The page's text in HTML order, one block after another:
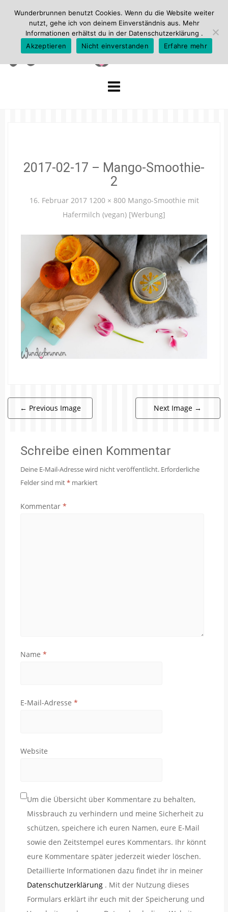
2017-02-17 – Mango-Smoothie-
2
16. Februar 2017 1200 × 800 Mango-Smoothie mit
Hafermilch (vegan) [Werbung]
← Previous Image Next Image →
Schreibe einen Kommentar
Deine E-Mail-Adresse wird nicht veröffentlicht. Erforderliche
Felder sind mit* markiert
Kommentar *
Name *
E-Mail-Adresse *
Website
Um die Übersicht über Kommentare zu behalten,
Missbrauch zu verhindern und meine Sicherheit zu
schützen, speichere ich euren Namen, eure E-Mail
sowie den Zeitstempel eures Kommentars. Ihr könnt
eure Kommentare später jederzeit wieder löschen.
Detaillierte Informationen dazu findet ihr in meiner
Datenschutzerklärung . Mit der Nutzung dieses
Formulars erklärt ihr euch mit der Speicherung und
Wunderbrunnen benutzt Cookies. Wenn du die Website weiter
nutzt, gehe ich von deinem Einverständnis aus. Mehr
Informationen erhältst du in der Datenschutzerklärung .
Akzeptieren
Nicht einverstanden Erfahre mehr